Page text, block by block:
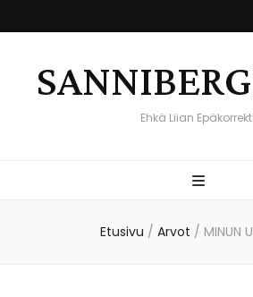
Ehkä Liian
Etusivu / Arvot / MINUN